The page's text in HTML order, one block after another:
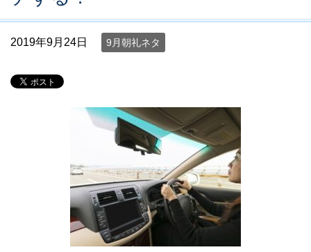
2019年9月24日 9月朝礼ネタ